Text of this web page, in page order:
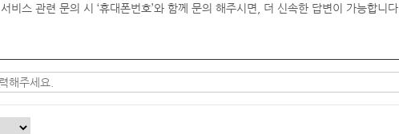
서비스 관련 문의 시 ‘휴대폰번호’와 함께 문의 해주시면, 더 신속한 답변이 가능합니다.